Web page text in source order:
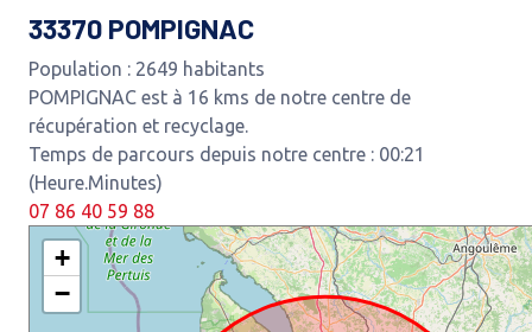
33370 POMPIGNAC
Population : 2649 habitants
POMPIGNAC est à 16 kms de notre centre de
récupération et recyclage.
Temps de parcours depuis notre centre : 00:21
(Heure.Minutes)
07 86 40 59 88
+
−